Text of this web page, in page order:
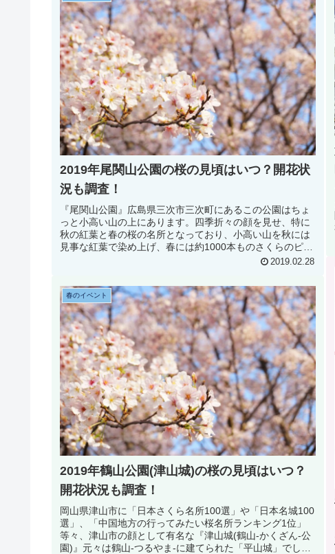
2019年尾関山公園の桜の見頃はいつ？開花状
況も調査！
『尾関山公園』広島県三次市三次町にあるこの公園はちょ
っと小高い山の上にあります。四季折々の顔を見せ、特に
秋の紅葉と春の桜の名所となっており、小高い山を秋には
見事な紅葉で染め上げ、春には約1000本ものさくらのピン
2019.02.28
春のイベント
2019年鶴山公園(津山城)の桜の見頃はいつ？
開花状況も調査！
岡山県津山市に「日本さくら名所100選」や「日本名城100
選」、「中国地方の行ってみたい桜名所ランキング1位」
等々、津山市の顔として有名な『津山城(鶴山-かくざん-公
園)』元々は鶴山-つるやま-に建てられた「平山城」でした